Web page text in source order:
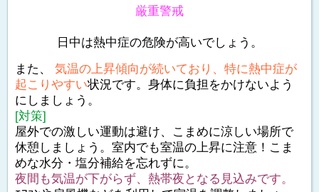
厳重警戒
日中は熱中症の危険が高いでしょう。
また、 気温の上昇傾向が続いており、特に熱中症が
起こりやすい状況です。身体に負担をかけないよう
にしましょう。
[対策]
屋外での激しい運動は避け、こまめに涼しい場所で
休憩しましょう。室内でも室温の上昇に注意！こま
めな水分・塩分補給を忘れずに。
夜間も気温が下がらず、熱帯夜となる見込みです。